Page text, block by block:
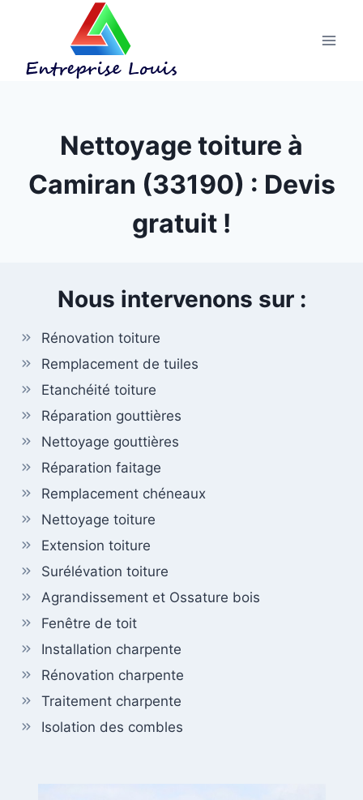
Nettoyage toiture à
Camiran (33190) : Devis
gratuit !
Nous intervenons sur :
Rénovation toiture
Remplacement de tuiles
Etanchéité toiture
Réparation gouttières
Nettoyage gouttières
Réparation faitage
Remplacement chéneaux
Nettoyage toiture
Extension toiture
Surélévation toiture
Agrandissement et Ossature bois
Fenêtre de toit
Installation charpente
Rénovation charpente
Traitement charpente
Isolation des combles